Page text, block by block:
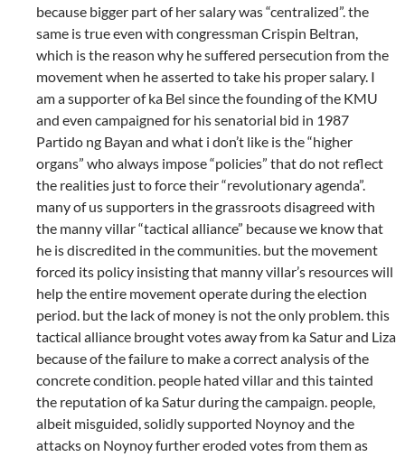
because bigger part of her salary was “centralized”. the
same is true even with congressman Crispin Beltran,
which is the reason why he suffered persecution from the
movement when he asserted to take his proper salary. I
am a supporter of ka Bel since the founding of the KMU
and even campaigned for his senatorial bid in 1987
Partido ng Bayan and what i don’t like is the “higher
organs” who always impose “policies” that do not reflect
the realities just to force their “revolutionary agenda”.
many of us supporters in the grassroots disagreed with
the manny villar “tactical alliance” because we know that
he is discredited in the communities. but the movement
forced its policy insisting that manny villar’s resources will
help the entire movement operate during the election
period. but the lack of money is not the only problem. this
tactical alliance brought votes away from ka Satur and Liza
because of the failure to make a correct analysis of the
concrete condition. people hated villar and this tainted
the reputation of ka Satur during the campaign. people,
albeit misguided, solidly supported Noynoy and the
attacks on Noynoy further eroded votes from them as